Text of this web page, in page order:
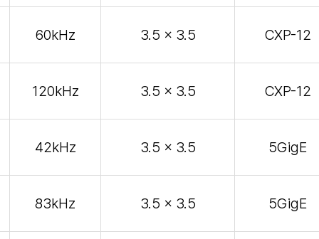
60kHz 3.5 x 3.5 CXP-12
120kHz 3.5 x 3.5 CXP-12
42kHz 3.5 x 3.5 5GigE
83kHz 3.5 x 3.5 5GigE